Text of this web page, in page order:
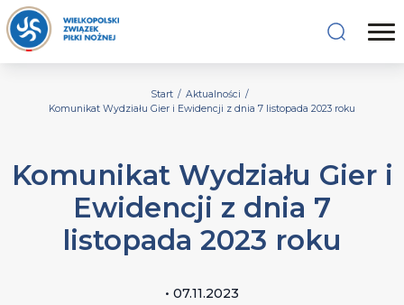
Start / Aktualności /
Komunikat Wydziału Gier i Ewidencji z dnia 7 listopada 2023 roku
Komunikat Wydziału Gier i
Ewidencji z dnia 7
listopada 2023 roku
• 07.11.2023